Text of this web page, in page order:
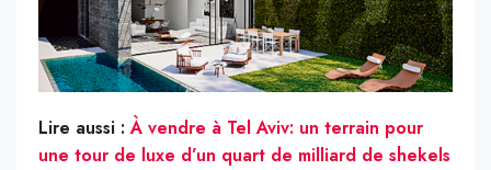
Lire aussi :À vendre à Tel Aviv: un terrain pour
une tour de luxe d’un quart de milliard de shekels